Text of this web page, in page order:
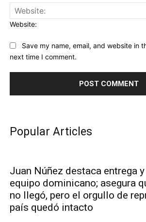
Website:
Save my name, email, and website in
next time I comment.
Popular Articles
Juan Núñez destaca entrega
equipo dominicano; asegura
no llegó, pero el orgullo de
país quedó intacto